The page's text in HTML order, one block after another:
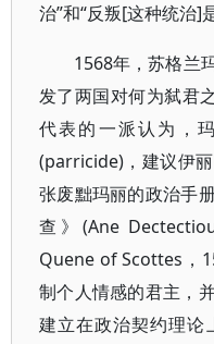
治”和“反叛[这种统治]
1568年，苏格兰
发了两国对何为弑君
代表的一派认为，
(parricide)，建议伊
张废黜玛丽的政治手
查》(Ane
Quene of Scottes，
制个人情感的君主，
建立在政治契约理论